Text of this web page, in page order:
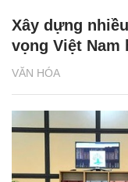
VĂN HÓA
Xây dựng
vọng Việt Nam